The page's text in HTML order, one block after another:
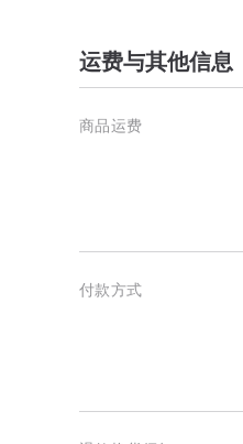
运费与其他信息
商品运费
付款方式